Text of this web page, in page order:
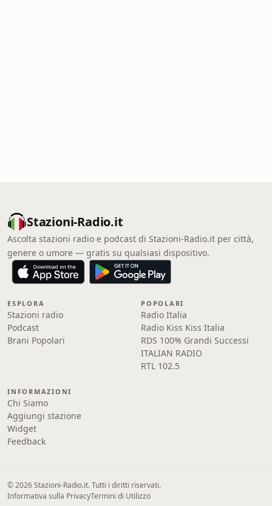
Stazioni-Radio.it
Ascolta stazioni radio e podcast di Stazioni-Radio.it per città,
genere o umore — gratis su qualsiasi dispositivo.
ESPLORA
Stazioni radio
Podcast
Brani Popolari
POPOLARI
Radio Italia
Radio Kiss Kiss Italia
RDS 100% Grandi Successi
ITALIAN RADIO
RTL 102.5
INFORMAZIONI
Chi Siamo
Aggiungi stazione
Widget
Feedback
© 2026 Stazioni-Radio.it. Tutti i diritti riservati.
Informativa sulla PrivacyTermini di Utilizzo